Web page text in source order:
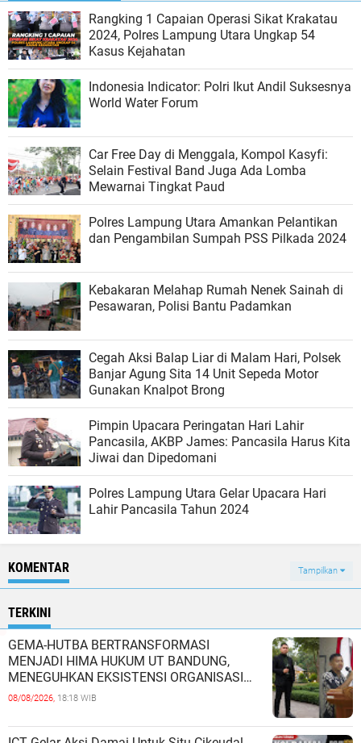
Rangking 1 Capaian Operasi Sikat Krakatau
2024, Polres Lampung Utara Ungkap 54
Kasus Kejahatan
Indonesia Indicator: Polri Ikut Andil Suksesnya
World Water Forum
Car Free Day di Menggala, Kompol Kasyfi:
Selain Festival Band Juga Ada Lomba
Mewarnai Tingkat Paud
Polres Lampung Utara Amankan Pelantikan
dan Pengambilan Sumpah PSS Pilkada 2024
Kebakaran Melahap Rumah Nenek Sainah di
Pesawaran, Polisi Bantu Padamkan
Cegah Aksi Balap Liar di Malam Hari, Polsek
Banjar Agung Sita 14 Unit Sepeda Motor
Gunakan Knalpot Brong
Pimpin Upacara Peringatan Hari Lahir
Pancasila, AKBP James: Pancasila Harus Kita
Jiwai dan Dipedomani
Polres Lampung Utara Gelar Upacara Hari
Lahir Pancasila Tahun 2024
KOMENTAR Tampilkan
TERKINI
GEMA-HUTBA BERTRANSFORMASI
MENJADI HIMA HUKUM UT BANDUNG,
MENEGUHKAN EKSISTENSI ORGANISASI
MAHASISWA HUKUM UNIVERSITAS
08/08/2026, 18:18 WIB